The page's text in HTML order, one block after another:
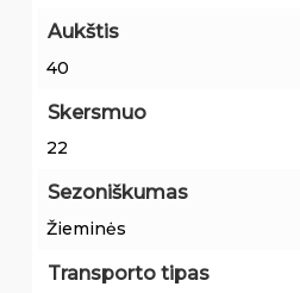
Aukštis
40
Skersmuo
22
Sezoniškumas
Žieminės
Transporto tipas